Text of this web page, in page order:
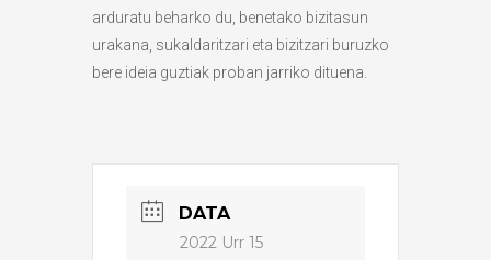
arduratu beharko du, benetako bizitasun
urakana, sukaldaritzari eta bizitzari buruzko
bere ideia guztiak proban jarriko dituena.
DATA
2022 Urr 15